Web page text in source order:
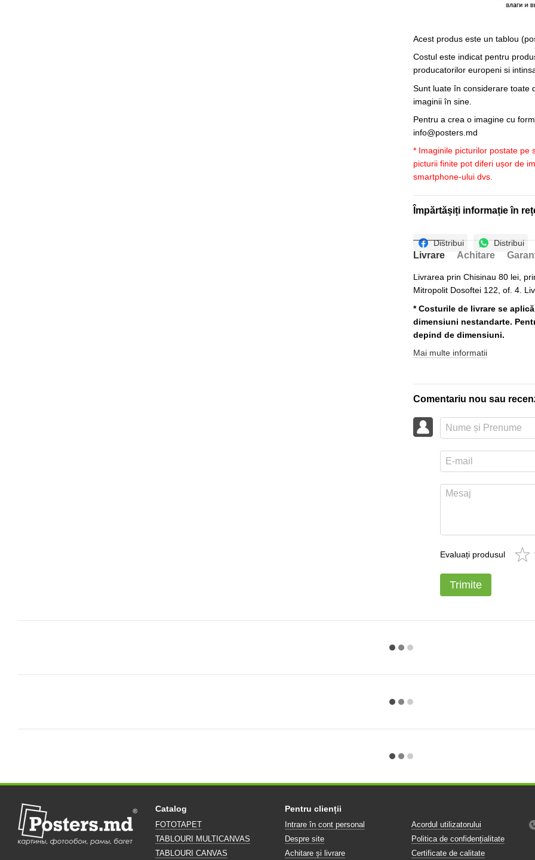
Acest produs este un tablou
Costul este indicat pentru
producatorilor europeni si
Sunt luate în considerare toate
imaginii în sine.
Pentru a crea o imagine cu
info@posters.md
* Imaginile picturilor postate pe
picturii finite pot diferi ușor de
smartphone-ului dvs.
Împărtășiți informație în
Distribui Distribui
Livrare Achitare
Livrarea prin Chisinau 80 lei,
Mitropolit Dosoftei 122, of. 4.
* Costurile de livrare se
dimensiuni nestandarte.
depind de dimensiuni.
Mai multe informatii
Comentariu nou sau
Evaluați produsul
Trimite
Catalog
FOTOTAPET
TABLOURI MULTICANVAS
TABLOURI CANVAS
Pentru clienții
Intrare în cont personal
Despre site
Achitare și livrare
Acordul utilizatorului
Politica de confidențialitate
Certificate de calitate